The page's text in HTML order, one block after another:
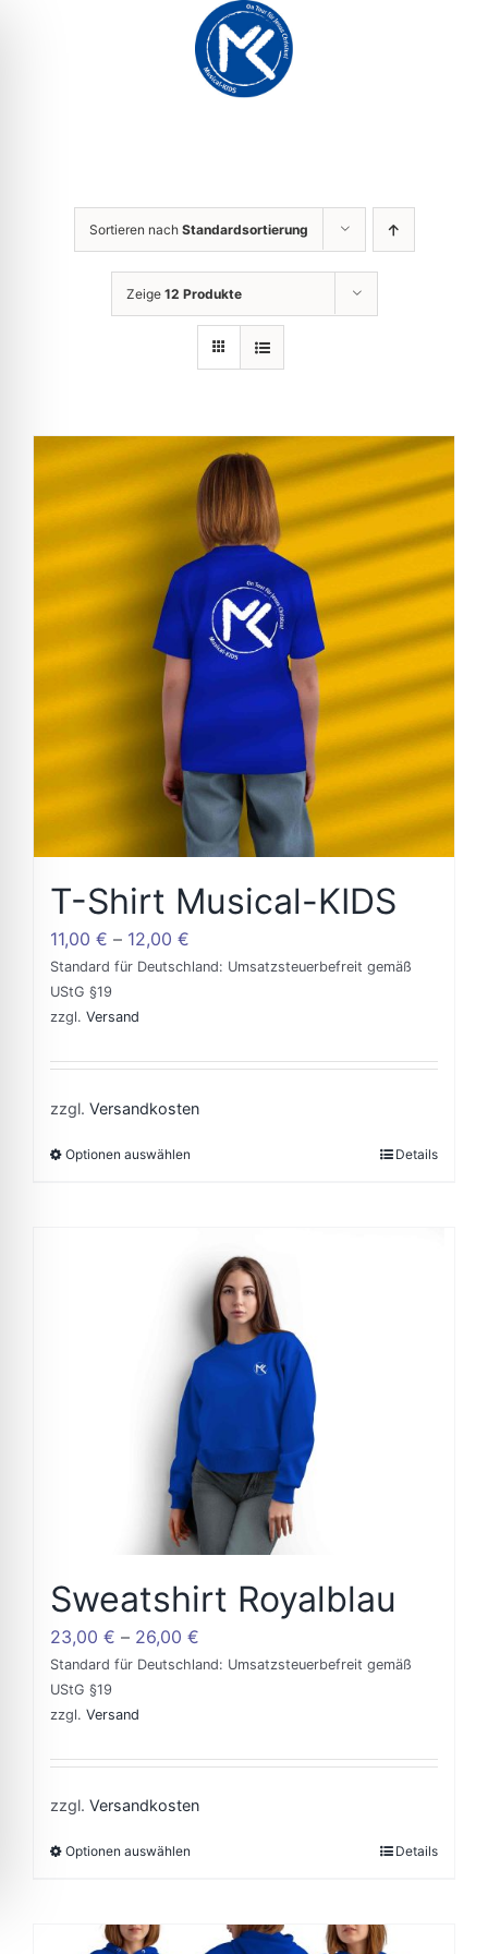
Sortieren nach Standardsortierung
Zeige 12 Produkte
T-Shirt Musical-KIDS
11,00 € – 12,00 €
Standard für Deutschland: Umsatzsteuerbefreit gemäß
UStG §19
zzgl. Versand
zzgl. Versandkosten
Optionen auswählen
multiple
variants.
The
options
may
be
chosen
on
the
product
page
Details
Sweatshirt Royalblau
23,00 € – 26,00 €
Standard für Deutschland: Umsatzsteuerbefreit gemäß
UStG §19
zzgl. Versand
zzgl. Versandkosten
Optionen auswählen
multiple
Details